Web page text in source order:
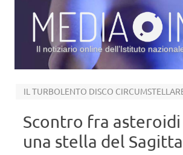
Il notiziario online dell’Istituto
Scontro fra asteroidi
una stella del